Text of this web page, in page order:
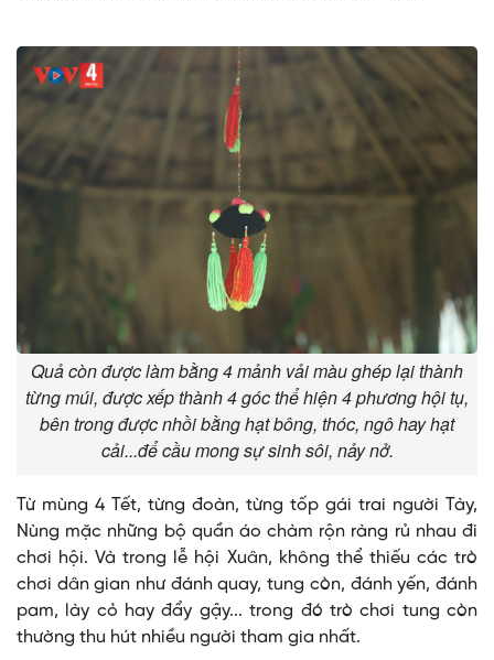
Quả còn được làm bằng 4 mảnh vải màu ghép lại thành
từng múi, được xếp thành 4 góc thể hiện 4 phương hội tụ,
bên trong được nhồi bằng hạt bông, thóc, ngô hay hạt
cải...để cầu mong sự sinh sôi, nảy nở.
Từ mùng 4 Tết, từng đoàn, từng tốp gái trai người Tày,
Nùng mặc những bộ quần áo chàm rộn ràng rủ nhau đi
chơi hội. Và trong lễ hội Xuân, không thể thiếu các trò
chơi dân gian như đánh quay, tung còn, đánh yến, đánh
pam, lày cỏ hay đẩy gậy... trong đó trò chơi tung còn
thường thu hút nhiều người tham gia nhất.